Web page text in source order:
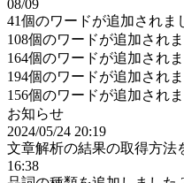
08/09
41個のワードが追加されま
108個のワードが追加されま
164個のワードが追加されま
194個のワードが追加されま
156個のワードが追加されま
お知らせ
2024/05/24 20:19
文章解析の結果の取得方法
16:38